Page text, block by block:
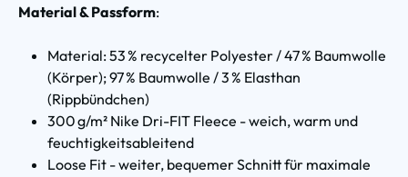
Material & Passform:
Material: 53 % recycelter Polyester / 47 % Baumwolle
(Körper); 97 % Baumwolle / 3 % Elasthan
(Rippbündchen)
300 g/m² Nike Dri-FIT Fleece - weich, warm und
feuchtigkeitsableitend
Loose Fit - weiter, bequemer Schnitt für maximale